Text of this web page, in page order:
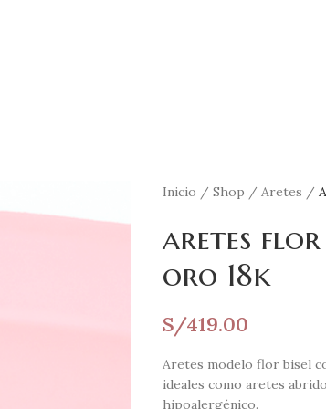
Inicio / Shop / Aretes /
aretes
oro 18k
S/419.00
Aretes modelo flor bisel
ideales como aretes
hipoalergénico.